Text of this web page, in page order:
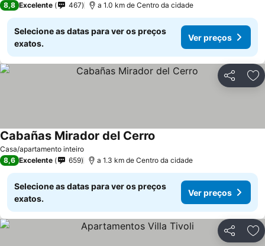
8,8 Excelente 467 a 1.0 km de Centro da cidade
Selecione as datas para ver os preços
exatos.
Ver preços
Partilhar
Casa/apartamento inteiro
Cabañas Mirador del Cerro
8,6 Excelente 659 a 1.3 km de Centro da cidade
Selecione as datas para ver os preços
exatos.
Ver preços
Partilhar